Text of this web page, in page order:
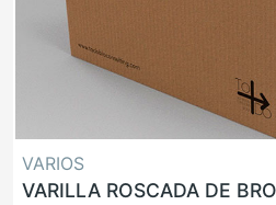
VARIOS
VARILLA ROSCADA DE